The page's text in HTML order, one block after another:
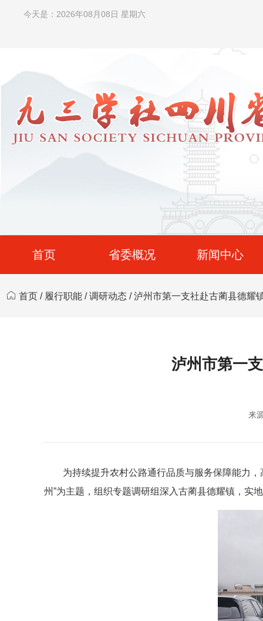
今天是：2026年08月08日 星期六
首页 省委概况 新闻中心
首页 / 履行职能 /调研动态 / 泸州市第一支社赴古蔺县德耀
泸州市第一
来
为持续提升农村公路通行品质与服务保障能力
州”为主题，组织专题调研组深入古蔺县德耀镇，实